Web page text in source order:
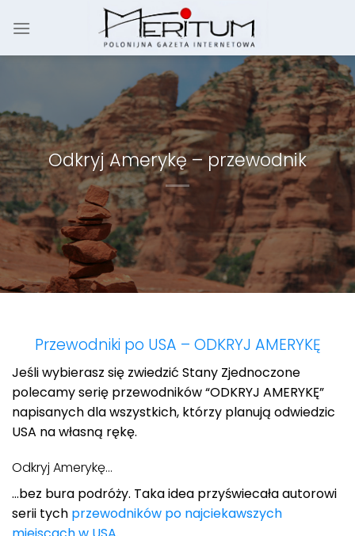
Odkryj Amerykę – przewodnik
Przewodniki po USA – ODKRYJ AMERYKĘ
Jeśli wybierasz się zwiedzić Stany Zjednoczone
polecamy serię przewodników “ODKRYJ AMERYKĘ”
napisanych dla wszystkich, którzy planują odwiedzic
USA na własną rękę.
Odkryj Amerykę…
…bez bura podróży. Taka idea przyświecała autorowi
serii tych przewodników po najciekawszych